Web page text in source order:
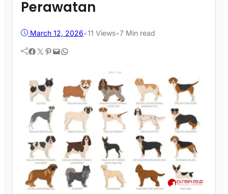
Perawatan
March 12, 2026•11 Views•7 Min read
Facebook Twitter Pinterest Mail WhatsApp